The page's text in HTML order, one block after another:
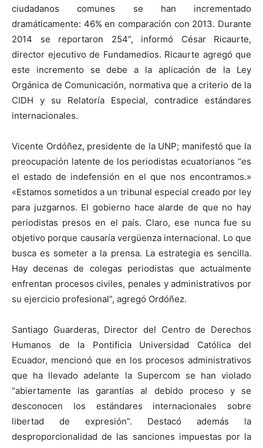
ciudadanos comunes se han incrementado
dramáticamente: 46% en comparación con 2013. Durante
2014 se reportaron 254”, informó César Ricaurte,
director ejecutivo de Fundamedios. Ricaurte agregó que
este incremento se debe a la aplicación de la Ley
Orgánica de Comunicación, normativa que a criterio de la
CIDH y su Relatoría Especial, contradice estándares
internacionales.
Vicente Ordóñez, presidente de la UNP; manifestó que la
preocupación latente de los periodistas ecuatorianos “es
el estado de indefensión en el que nos encontramos.»
«Estamos sometidos a un tribunal especial creado por ley
para juzgarnos. El gobierno hace alarde de que no hay
periodistas presos en el país. Claro, ese nunca fue su
objetivo porque causaría vergüenza internacional. Lo que
busca es someter a la prensa. La estrategia es sencilla.
Hay decenas de colegas periodistas que actualmente
enfrentan procesos civiles, penales y administrativos por
su ejercicio profesional”, agregó Ordóñez.
Santiago Guarderas, Director del Centro de Derechos
Humanos de la Pontificia Universidad Católica del
Ecuador, mencionó que en los procesos administrativos
que ha llevado adelante la Supercom se han violado
“abiertamente las garantías al debido proceso y se
desconocen los estándares internacionales sobre
libertad de expresión”. Destacó además la
desproporcionalidad de las sanciones impuestas por la